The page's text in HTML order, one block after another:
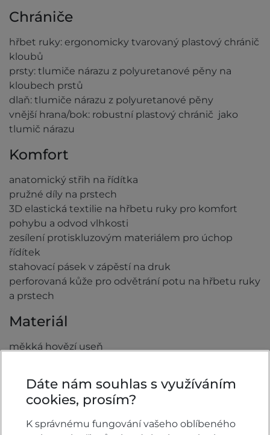
Chrániče
hřbet ruky: ergonomicky tvarovaný plastový chránič
kloubů
prsty: tlumiče nárazu z polyuretanové pěny na
kloubech prstů
dlaň: tlumiče nárazu z polyuretanové pěny
vnější hrana/bok: robustní plastový chránič jako
tlumič nárazu
Komfort
anatomický střih na řídítka
pružné díly na prstech
3D elastická textilie na hřbetu ruky pro komfort
pohybu a odvod vlhkosti
zesílení protiskluzovým materiálem pro úchop
řídítek
stahovací pásek v zápěstí na druk
perforovaná kůže pro odvětrání potu na hřbetu ruky
a prstech
Materiál
měkká hovězí useň
Dáte nám souhlas s využíváním
cookies, prosím?
K správnému fungování vašeho oblíbeného